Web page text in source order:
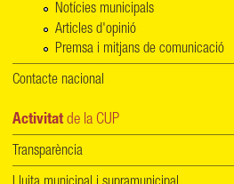
Notícies municipals
Articles d'opinió
Premsa i mitjans de comunicació
Contacte nacional
Activitat de la CUP
Transparència